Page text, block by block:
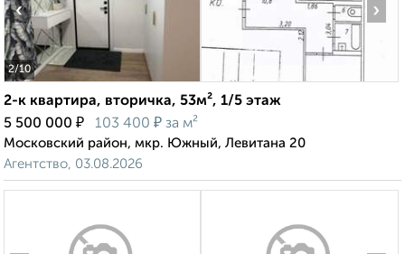
2/10
‹ ›
2-к квартира, вторичка, 53м², 1/5 этаж
5 500 000 ₽ 103 400 ₽ за м²
Московский район, мкр. Южный, Левитана 20
Агентство, 03.08.2026